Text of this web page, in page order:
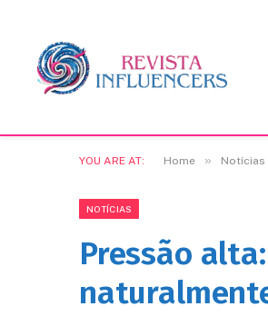
YOU ARE AT: Home » Notícias
NOTÍCIAS
Pressão